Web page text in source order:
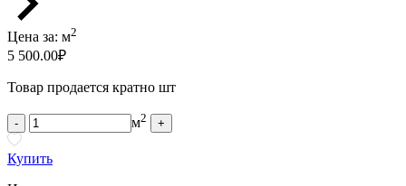
Цена за: м2
5 500.00₽
Товар продается кратно шт
- м2 +
Купить